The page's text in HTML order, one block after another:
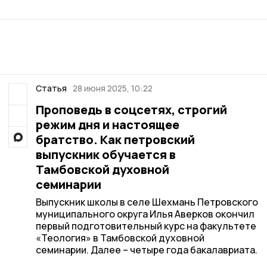
Статья 28 июня 2025, 10:22
Проповедь в соцсетях, строгий
режим дня и настоящее
братство. Как петровский
выпускник обучается в
Тамбовской духовной
семинарии
Выпускник школы в селе Шехмань Петровского
муниципального округа Илья Аверков окончил
первый подготовительный курс на факультете
«Теология» в Тамбовской духовной
семинарии. Далее – четыре года бакалавриата.